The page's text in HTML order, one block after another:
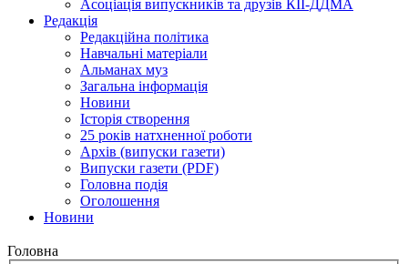
Асоціація випускників та друзів КІІ-ДДМА
Редакція
Редакційна політика
Навчальні матеріали
Альманах муз
Загальна інформація
Новини
Історія створення
25 років натхненної роботи
Архів (випуски газети)
Випуски газети (PDF)
Головна подія
Оголошення
Новини
Головна